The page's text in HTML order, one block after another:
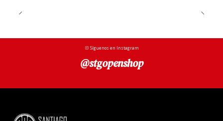
Síguenos en Instagram
@stgopenshop